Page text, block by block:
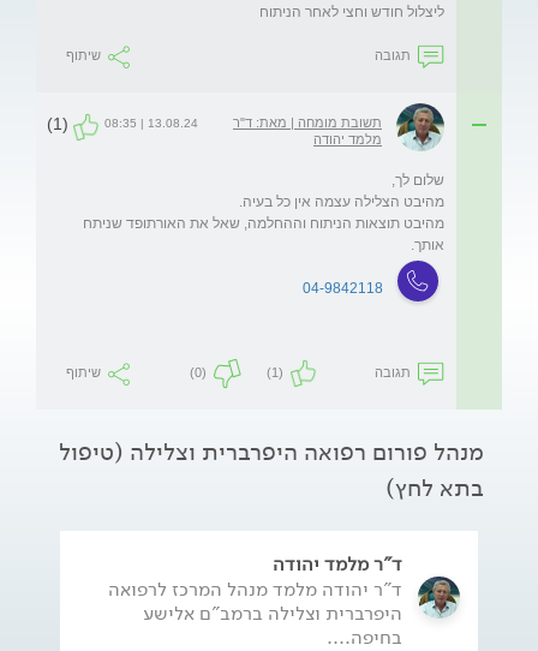
ליצלול חודש וחצי לאחר הניתוח
תגובה שיתוף
תשובת מומחה | מאת: ד"ר
מלמד יהודה
13.08.24 | 08:35
(1)
מהיבט תוצאות הניתוח וההחלמה, שאל את האורתופד שניתח
אותך.
04-9842118
תגובה (1)
(0) שיתוף
מנהל פורום רפואה היפרברית וצלילה (טיפול
בתא לחץ)
ד"ר מלמד יהודה
ד"ר יהודה מלמד מנהל המרכז לרפואה
היפרברית וצלילה ברמב"ם אלישע
בחיפה....